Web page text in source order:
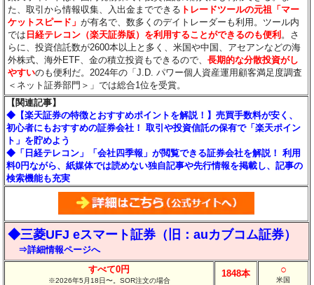
た、取引から情報収集、入出金までできる トレードツールの元祖「マー
ケットスピード」が有名で、数多くのデイトレーダーも利用。ツール内
では 日経テレコン（楽天証券版）を利用することができるのも便利 。さ
らに、投資信託数が2600本以上と多く、米国や中国、アセアンなどの海
外株式、海外ETF、金の積立投資もできるので、長期的な分散投資がし
やすいのも便利だ。2024年の「J.D. パワー個人資産運用顧客満足度調査
＜ネット証券部門＞」では総合1位を受賞。
【関連記事】
◆【楽天証券の特徴とおすすめポイントを解説！】売買手数料が安く、
初心者にもおすすめの証券会社！ 取引や投資信託の保有で「楽天ポイン
ト」を貯めよう
◆「日経テレコン」「会社四季報」が閲覧できる証券会社を解説！ 利用
料0円ながら、紙媒体では読めない独自記事や先行情報を掲載し、記事の
検索機能も充実
◆三菱UFJ eスマート証券（旧：auカブコム証券）
⇒詳細情報ページへ
すべて0円
※2026年5月18日〜。SOR注文の場合
1848本 ○
米国